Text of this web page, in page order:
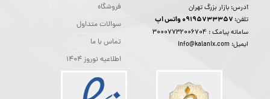
فروشگاه
سوالات متداول
تماس با ما
اطلاعیه نوروز 1404
آدرس: بازار بزرگ تهران
تلفن:
سامانه پیامک : 30007732006704
ایمیل: info@kalanix.com